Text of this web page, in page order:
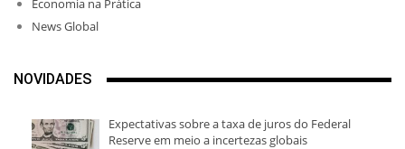
Economia na Prática
News Global
NOVIDADES
Expectativas sobre a taxa de juros do Federal
Reserve em meio a incertezas globais